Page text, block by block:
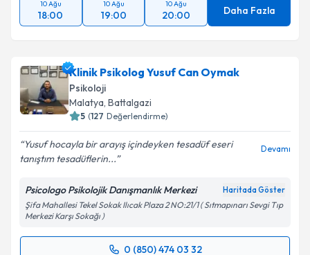
10 Ağu
18:00
10 Ağu
19:00
10 Ağu
20:00 Daha Fazla
Klinik Psikolog Yusuf Can Oymak
Psikoloji
Malatya, Battalgazi
5 (127 Değerlendirme)
Yusuf hocayla bir arayış içindeyken tesadüf eseri
tanıştım tesadüflerin...
Devamı
Psicologo Psikolojik Danışmanlık Merkezi Haritada Göster
Şifa Mahallesi Tekel Sokak Ilıcak Plaza 2 NO:21/1 ( Sıtmapınarı Sevgi Tıp
Merkezi Karşı Sokağı )
0 (850) 474 03 32